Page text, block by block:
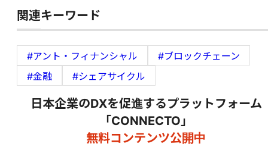
関連キーワード
#アント・フィナンシャル
#ブロックチェーン
#金融
#シェアサイクル
日本企業のDXを促進するプラットフォーム
「CONNECTO」
無料コンテンツ公開中